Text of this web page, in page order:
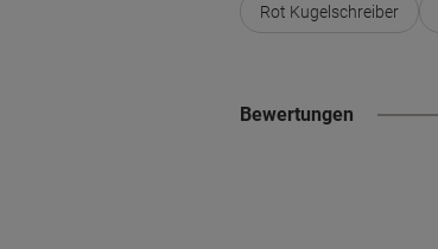
Rot Kugelschreiber
Bewertungen